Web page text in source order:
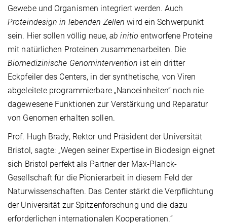
Gewebe und Organismen integriert werden. Auch
Proteindesign in lebenden Zellenwird ein Schwerpunkt
sein. Hier sollen völlig neue,ab initio entworfene Proteine
mit natürlichen Proteinen zusammenarbeiten. Die
Biomedizinische Genomintervention ist ein dritter
Eckpfeiler des Centers, in der synthetische, von Viren
abgeleitete programmierbare „Nanoeinheiten“ noch nie
dagewesene Funktionen zur Verstärkung und Reparatur
von Genomen erhalten sollen.
Prof. Hugh Brady, Rektor und Präsident der Universität
Bristol, sagte: „Wegen seiner Expertise in Biodesign eignet
sich Bristol perfekt als Partner der Max-Planck-
Gesellschaft für die Pionierarbeit in diesem Feld der
Naturwissenschaften. Das Center stärkt die Verpflichtung
der Universität zur Spitzenforschung und die dazu
erforderlichen internationalen Kooperationen.“